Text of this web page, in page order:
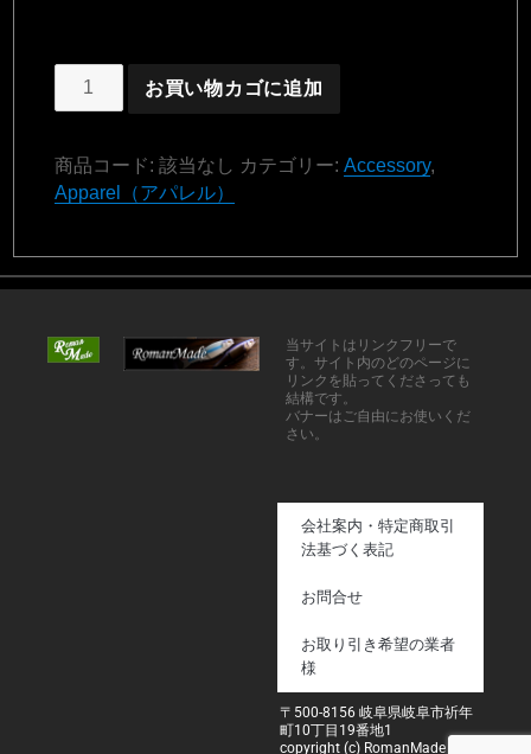
お買い物カゴに追加
商品コード: 該当なし カテゴリー: Accessory,
Apparel（アパレル）
当サイトはリンクフリーで
す。サイト内のどのページに
リンクを貼ってくださっても
結構です。
バナーはご自由にお使いくだ
さい。
会社案内・特定商取引
法基づく表記
お問合せ
お取り引き希望の業者
様
〒500-8156 岐阜県岐阜市祈年
町10丁目19番地1
copyright (c) RomanMade